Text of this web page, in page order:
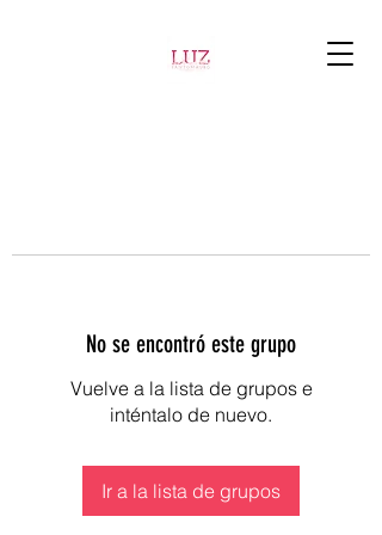
No se encontró este grupo
Vuelve a la lista de grupos e
inténtalo de nuevo.
Ir a la lista de grupos